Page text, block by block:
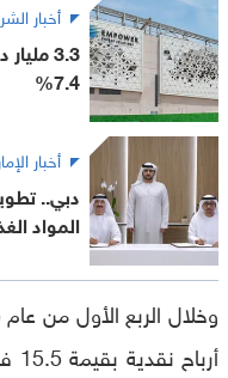
أخبار
3.3
7.4%
أخبار
دبي..
المواد